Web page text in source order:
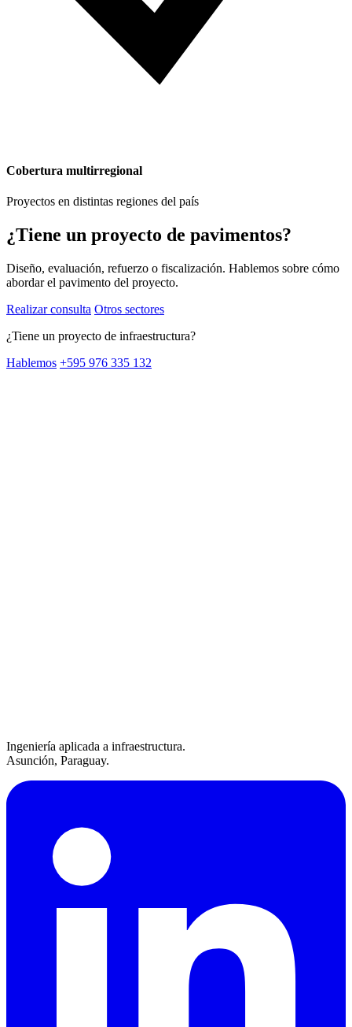
Cobertura multirregional
Proyectos en distintas regiones del país
¿Tiene un proyecto de pavimentos?
Diseño, evaluación, refuerzo o fiscalización. Hablemos sobre cómo
abordar el pavimento del proyecto.
Realizar consulta Otros sectores
¿Tiene un proyecto de infraestructura?
Hablemos +595 976 335 132
Ingeniería aplicada a infraestructura.
Asunción, Paraguay.